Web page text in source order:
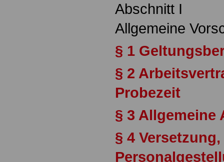
Abschnitt I
Allgemeine
§ 1
§ 2
Probezeit
§ 3 Allgemeine
§ 4